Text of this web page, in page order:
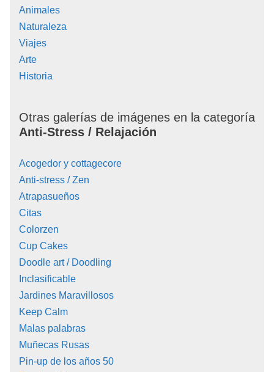
Animales
Naturaleza
Viajes
Arte
Historia
Otras galerías de imágenes en la categoría
Anti-Stress / Relajación
Acogedor y cottagecore
Anti-stress / Zen
Atrapasueños
Citas
Colorzen
Cup Cakes
Doodle art / Doodling
Inclasificable
Jardines Maravillosos
Keep Calm
Malas palabras
Muñecas Rusas
Pin-up de los años 50